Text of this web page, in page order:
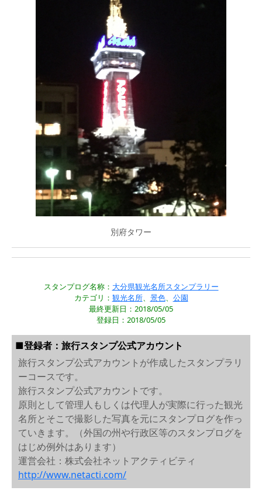
別府タワー
スタンプログ名称： 大分県観光名所スタンプラリー
カテゴリ： 観光名所、 景色、 公園
最終更新日：2018/05/05
登録日：2018/05/05
■登録者：旅行スタンプ公式アカウント
旅行スタンプ公式アカウントが作成したスタンプラリ
ーコースです。
旅行スタンプ公式アカウントです。
原則として管理人もしくは代理人が実際に行った観光
名所とそこで撮影した写真を元にスタンプログを作っ
ていきます。（外国の州や行政区等のスタンプログを
はじめ例外はあります）
運営会社：株式会社ネットアクティビティ
http://www.netacti.com/